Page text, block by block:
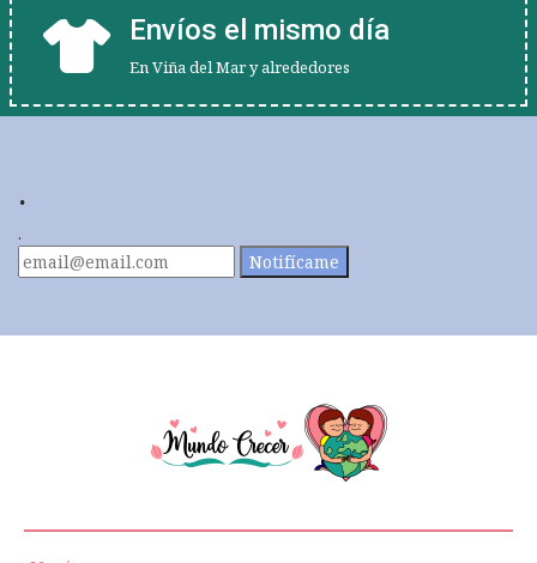
Envíos el mismo día
En Viña del Mar y alrededores
.
.
Notifícame